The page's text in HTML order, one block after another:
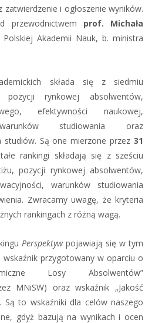
i ogłoszenie wyników.
przewodnictwem prof. Michała
Akademii Nauk, b. ministra
składa się z siedmiu
pozycji rynkowej absolwentów,
efektywności naukowej,
studiowania oraz
studiów. Są one mierzone przez 31
rankingi składają się z sześciu
pozycji rynkowej absolwentów,
warunków studiowania
Zwracamy uwagę, że kryteria
rankingach z różną wagą.
Perspektywpojawiają się w tym
przygotowany w oparciu o
Losy Absolwentów”
MNiSW) oraz wskaźnik „Jakość
Są to wskaźniki dla celów naszego
gdyż bazują na wynikach i ocen